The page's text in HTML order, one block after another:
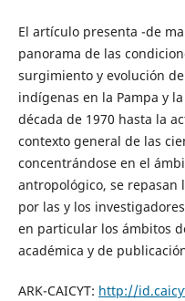
El artículo presenta -de
panorama de las
surgimiento y evolución
indígenas en la Pampa y
década de 1970 hasta la
contexto general de las
concentrándose en el
antropológico, se repasan
por las y los
en particular los ámbitos
académica y de
ARK-CAICYT: http://